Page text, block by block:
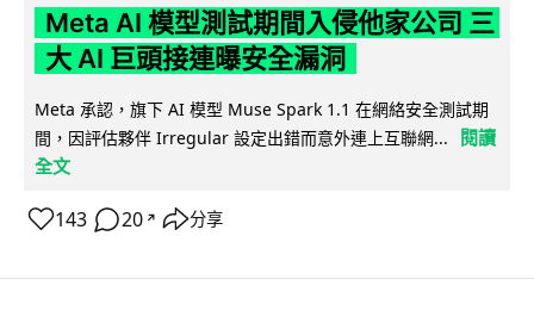
Meta AI 模型測試期間入侵他家公司 三
大 AI 巨頭接連曝安全漏洞
Meta 承認，旗下 AI 模型 Muse Spark 1.1 在網絡安全測試期
間，因評估夥伴 Irregular 設定出錯而意外連上互聯網...
閱讀
全文
143 20 ↗ 分享